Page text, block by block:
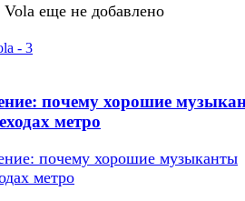
еще не добавлено
почему хорошие
метро